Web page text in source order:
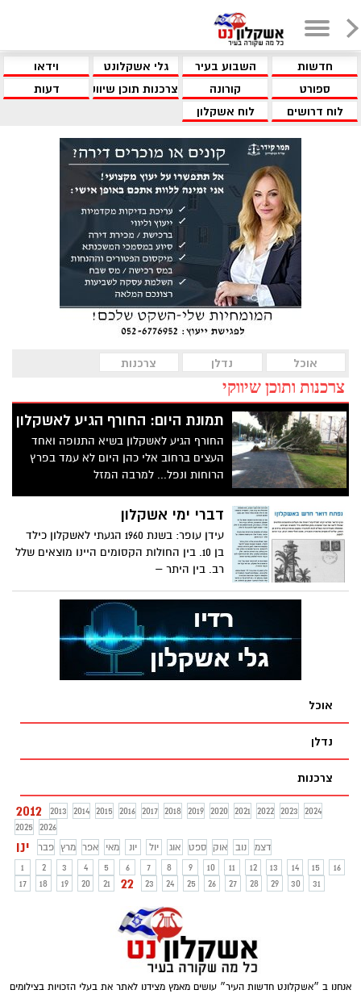
חדשות השבוע בעיר גלי אשקלונט
וידאו
ספורט
קורונה צרכנות תוכן שיווקי
דעות
לוח דרושים
לוח אשקלון
אוכל נדלן צרכנות
צרכנות ותוכן שיווקי
תמונת היום: החורף הגיע לאשקלון
החורף הגיע לאשקלון בשיא התנופה ואחד
העצים ברחוב אלי כהן היום לא עמד בפרץ
הרוחות ונפל... למרבה המזל
דברי ימי אשקלון
עידן עופר: בשנת 1960 הגעתי לאשקלון כילד
בן 10. בין החולות הקסומים היינו מוצאים שלל
רב. בין היתר –
אוכל
נדלן
צרכנות
2012 2013 2014 2015 2016 2017 2018 2019 2020 2021 2022 2023
2024
2025
2026
ינו פבר מרץ אפר מאי יונ יול אוג ספט אוק נוב
דצמ
1
2 3 4 5 6 7 8 9 10 11 12 13 14 15
16
17
18 19 20 21 22 23 24 25 26 27 28 29 30 31
אנחנו ב ״אשקלונט חדשות העיר״ עושים מאמץ מצידנו לאתר את בעלי הזכויות בצילומים